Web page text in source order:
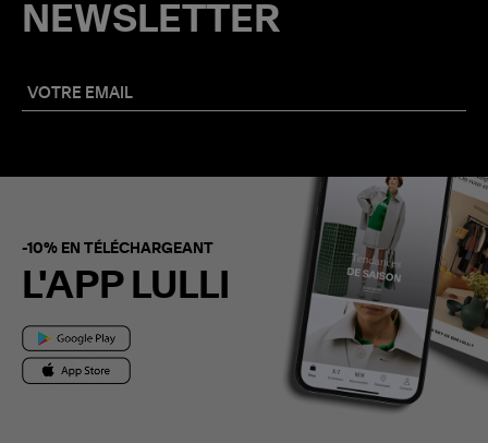
NEWSLETTER
-10% EN TÉLÉCHARGEANT
L'APP LULLI